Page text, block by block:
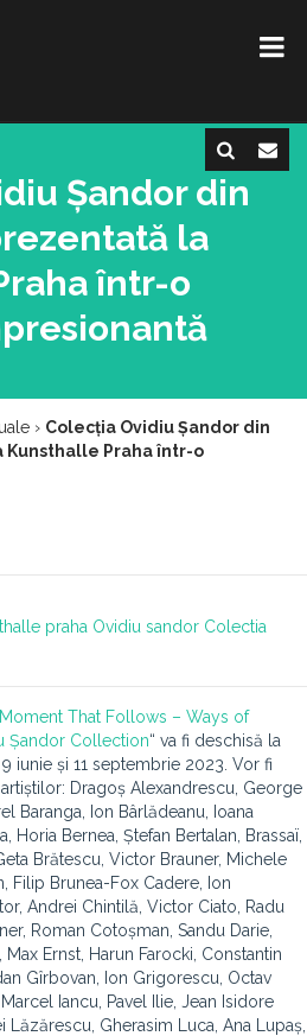
Șandor din
la
într-o
› Colecția Ovidiu Șandor din
Praha într-o
praha Ovidiu sandor Colectia
Moment That Follows – Ways of
Șandor Collection“ va fi deschisă la
iunie și 11 septembrie 2023. Vor fi
Dragoș Alexandrescu, George
Baranga, Ion Bârlădeanu, Ioana
Horia Bernea, Ștefan Bertalan, Brassaï,
Brătescu, Victor Brauner, Michele
Filip Brunea-Fox Cadere, Ion
Andrei Chintilă, Victor Ciato, Radu
Roman Cotoșman, Sandu Darie,
Ernst, Harun Farocki, Constantin
Gîrbovan, Ion Grigorescu, Octav
Iancu, Pavel Ilie, Jean Isidore
Lăzărescu, Gherasim Luca, Ana Lupaș,